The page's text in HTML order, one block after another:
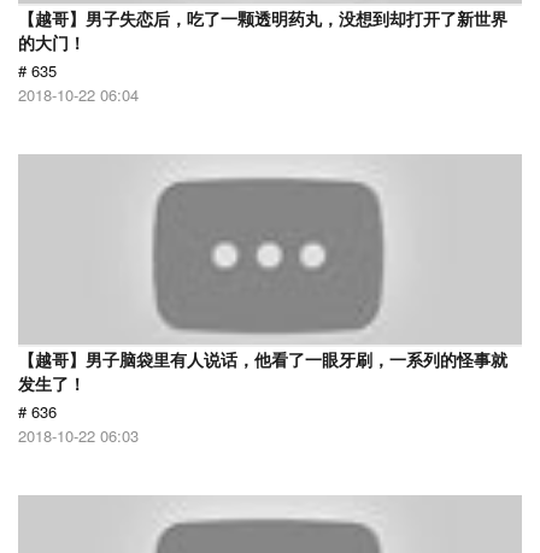
【越哥】男子失恋后，吃了一颗透明药丸，没想到却打开了新世界
的大门！
# 635
2018-10-22 06:04
【越哥】男子脑袋里有人说话，他看了一眼牙刷，一系列的怪事就
发生了！
# 636
2018-10-22 06:03